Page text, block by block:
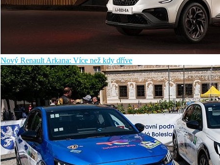
Nový Renault Arkana: Více než kdy dříve